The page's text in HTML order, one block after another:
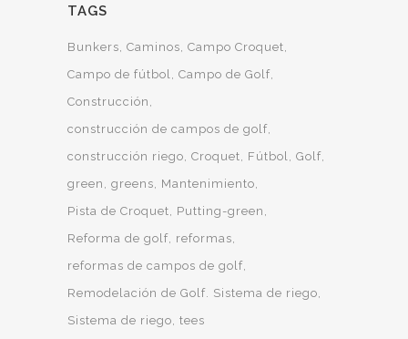
TAGS
Bunkers Caminos Campo Croquet
Campo de fútbol Campo de Golf
Construcción
construcción de campos de golf
construcción riego Croquet Fútbol Golf
green
greens
Mantenimiento
Pista de Croquet
Putting-green
Reforma de golf reformas
reformas de campos de golf
Remodelación de Golf. Sistema de riego
Sistema de riego tees